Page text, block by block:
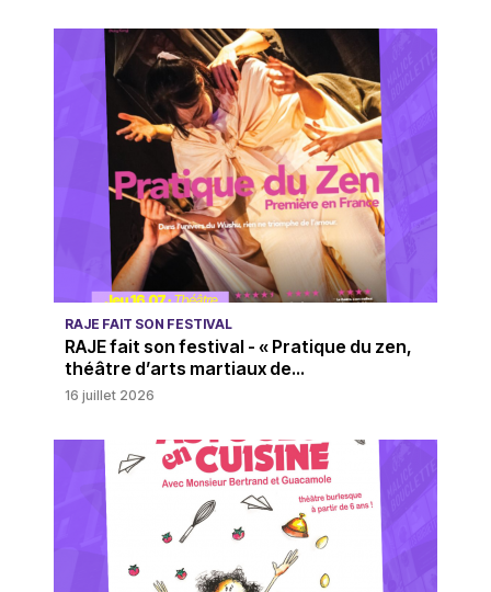
RAJE FAIT SON FESTIVAL
RAJE fait son festival - « Pratique du zen,
théâtre d’arts martiaux de...
16 juillet 2026